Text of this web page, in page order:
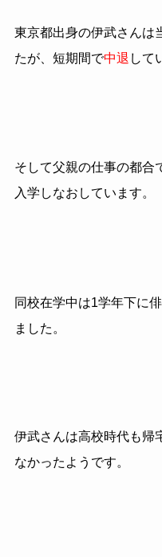
東京都出身の伊武さんは
たが、短期間で中退 して
そして父親の仕事の都合
入学しなおしています。
同校在学中は1学年下に
ました。
伊武さんは高校時代も帰
なかったようです。